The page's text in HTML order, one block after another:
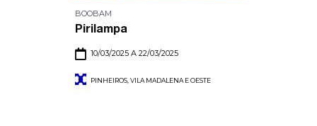
BOOBAM
Pirilampa
10/03/2025 A 22/03/2025
PINHEIROS, VILA MADALENA E OESTE